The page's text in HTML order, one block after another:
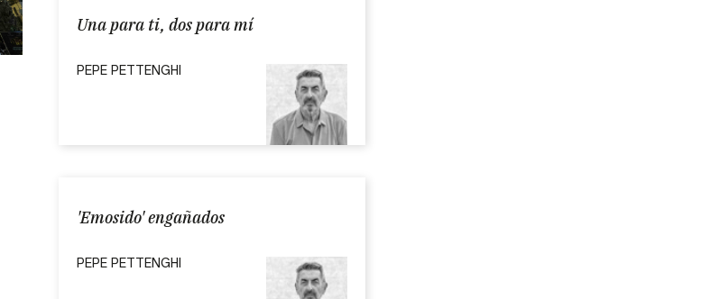
Una para ti, dos para mí
PEPE PETTENGHI
'Emosido' engañados
PEPE PETTENGHI